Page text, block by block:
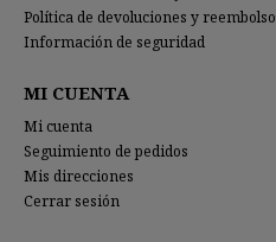
Política de devoluciones y reembolso
Información de seguridad
MI CUENTA
Mi cuenta
Seguimiento de pedidos
Mis direcciones
Cerrar sesión